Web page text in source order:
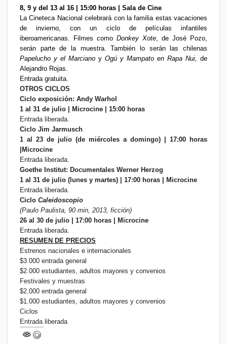
8, 9 y del 13 al 16 | 15:00 horas | Sala de Cine
La Cineteca Nacional celebrará con la familia estas vacaciones
de invierno, con un ciclo de películas infantiles
iberoamericanas. Filmes como Donkey Xote , de José Pozo,
serán parte de la muestra. También lo serán las chilenas
Papelucho y el Marciano y Ogú y Mampato en Rapa Nui, de
Alejandro Rojas.
Entrada gratuita.
OTROS CICLOS
Ciclo exposición: Andy Warhol
1 al 31 de julio | Microcine | 15:00 horas
Entrada liberada.
Ciclo Jim Jarmusch
1 al 23 de julio (de miércoles a domingo) | 17:00 horas
|Microcine
Entrada liberada.
Goethe Institut: Documentales Werner Herzog
1 al 31 de julio (lunes y martes) | 17:00 horas | Microcine
Entrada liberada.
Ciclo Caleidoscopio
(Paulo Paulista, 90 min, 2013, ficción)
26 al 30 de julio | 17:00 horas | Microcine
Entrada liberada.
RESUMEN DE PRECIOS
Estrenos nacionales e internacionales
$3.000 entrada general
$2.000 estudiantes, adultos mayores y convenios
Festivales y muestras
$2.000 entrada general
$1.000 estudiantes, adultos mayores y convenios
Ciclos
Entrada liberada